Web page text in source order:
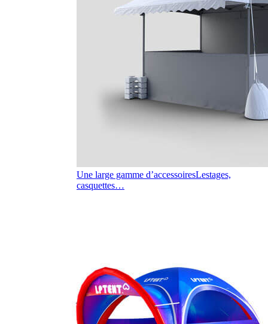
Une large gamme d’accessoiresLestages,
casquettes…